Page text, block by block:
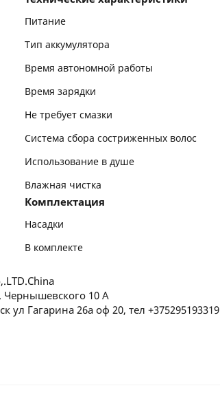
Питание
Тип аккумулятора
Время автономной работы
Время зарядки
Не требует смазки
Система сбора состриженных волос
Использование в душе
Влажная чистка
Комплектация
Насадки
В комплекте
Чернышевского 10 А
Гагарина 26а оф 20, тел +375295193319